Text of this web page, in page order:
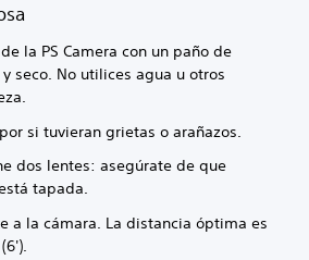
la PS Camera con un paño de
seco. No utilices agua u otros
si tuvieran grietas o arañazos.
dos lentes: asegúrate de que
tapada.
a la cámara. La distancia óptima es